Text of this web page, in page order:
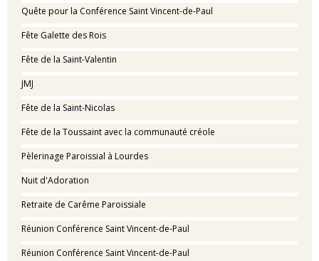
Quête pour la Conférence Saint Vincent-de-Paul
Fête Galette des Rois
Fête de la Saint-Valentin
JMJ
Fête de la Saint-Nicolas
Fête de la Toussaint avec la communauté créole
Pèlerinage Paroissial à Lourdes
Nuit d'Adoration
Retraite de Carême Paroissiale
Réunion Conférence Saint Vincent-de-Paul
Réunion Conférence Saint Vincent-de-Paul